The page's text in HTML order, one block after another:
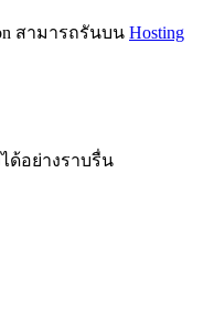
สามารถรันบน Hosting
ด้อย่างราบรื่น